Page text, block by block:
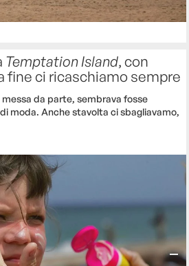
Temptation Island, con
fine ci ricaschiamo sempre
da parte, sembrava fosse
moda. Anche stavolta ci sbagliavamo,